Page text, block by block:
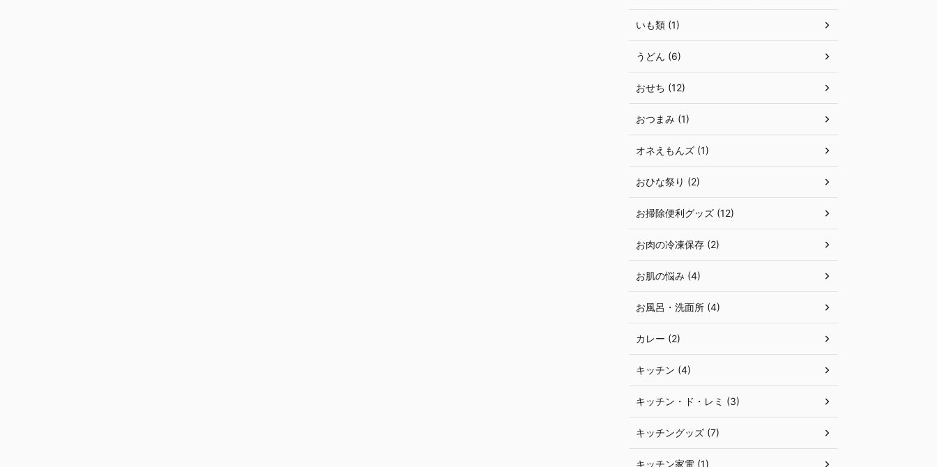
いも類 (1)
うどん (6)
おせち (12)
おつまみ (1)
オネえもんズ (1)
おひな祭り (2)
お掃除便利グッズ (12)
お肉の冷凍保存 (2)
お肌の悩み (4)
お風呂・洗面所 (4)
カレー (2)
キッチン (4)
キッチン・ド・レミ (3)
キッチングッズ (7)
キッチン家電 (1)